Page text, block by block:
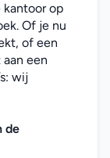
kantoor op
Of je nu
of een
een
wij
de